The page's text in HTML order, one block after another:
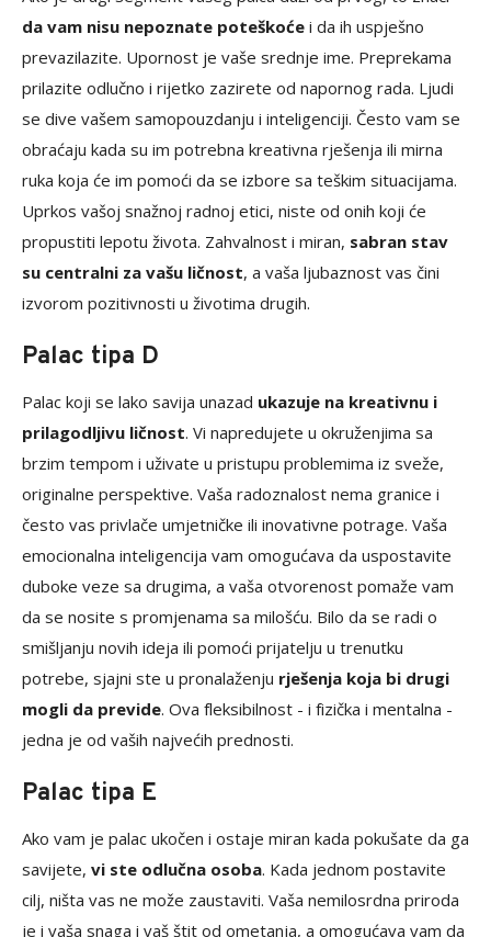
da vam nisu nepoznate poteškoće i da ih uspješno
prevazilazite. Upornost je vaše srednje ime. Preprekama
prilazite odlučno i rijetko zazirete od napornog rada. Ljudi
se dive vašem samopouzdanju i inteligenciji. Često vam se
obraćaju kada su im potrebna kreativna rješenja ili mirna
ruka koja će im pomoći da se izbore sa teškim situacijama.
Uprkos vašoj snažnoj radnoj etici, niste od onih koji će
propustiti lepotu života. Zahvalnost i miran, sabran stav
su centralni za vašu ličnost, a vaša ljubaznost vas čini
izvorom pozitivnosti u životima drugih.
Palac tipa D
Palac koji se lako savija unazad ukazuje na kreativnu i
prilagodljivu ličnost. Vi napredujete u okruženjima sa
brzim tempom i uživate u pristupu problemima iz sveže,
originalne perspektive. Vaša radoznalost nema granice i
često vas privlače umjetničke ili inovativne potrage. Vaša
emocionalna inteligencija vam omogućava da uspostavite
duboke veze sa drugima, a vaša otvorenost pomaže vam
da se nosite s promjenama sa milošću. Bilo da se radi o
smišljanju novih ideja ili pomoći prijatelju u trenutku
potrebe, sjajni ste u pronalaženju rješenja koja bi drugi
mogli da previde. Ova fleksibilnost - i fizička i mentalna -
jedna je od vaših najvećih prednosti.
Palac tipa E
Ako vam je palac ukočen i ostaje miran kada pokušate da ga
savijete, vi ste odlučna osoba. Kada jednom postavite
cilj, ništa vas ne može zaustaviti. Vaša nemilosrdna priroda
je i vaša snaga i vaš štit od ometanja, a omogućava vam da